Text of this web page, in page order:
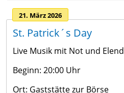
21. März 2026
St. Patrick´s Day
Live Musik mit Not und Elend
Beginn: 20:00 Uhr
Ort: Gaststätte zur Börse